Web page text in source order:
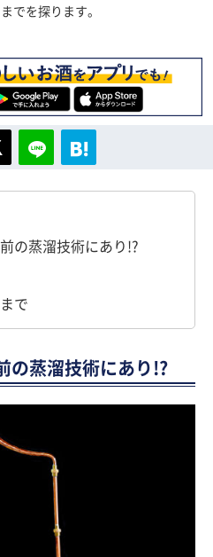
でを探ります。
の蒸溜技術にあり!?
で
の蒸溜技術にあり!?